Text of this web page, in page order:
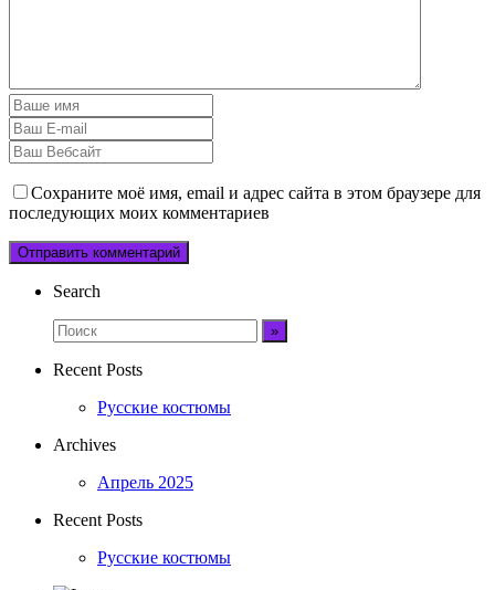
Сохраните моё имя, email и адрес сайта в этом браузере для
последующих моих комментариев
Search
Recent Posts
Русские костюмы
Archives
Апрель 2025
Recent Posts
Русские костюмы